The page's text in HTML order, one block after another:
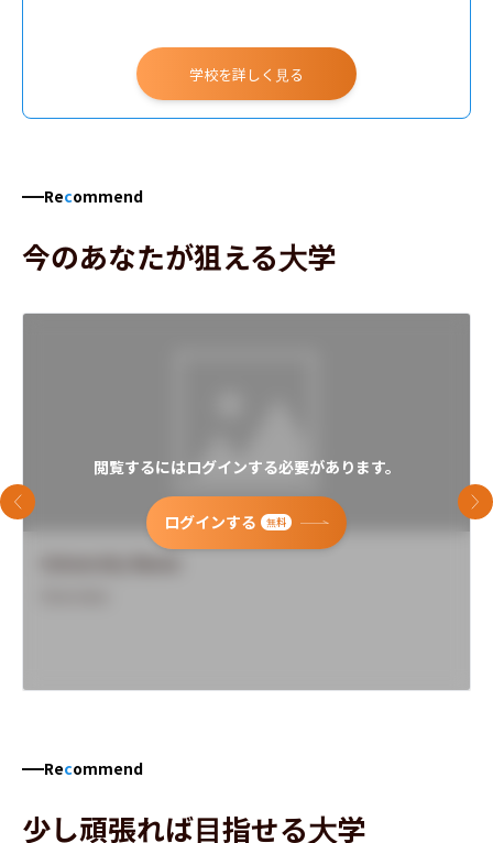
学校を詳しく見る
Recommend
今のあなたが狙える大学
閲覧するにはログインする必要があります。
ログインする 無料
前のスライド 次
Recommend
少し頑張れば目指せる大学